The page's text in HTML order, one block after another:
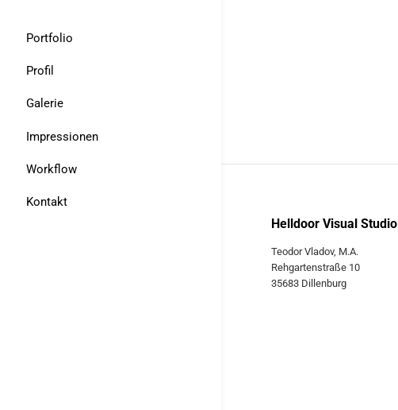
Portfolio
Profil
Galerie
Impressionen
Workflow
Kontakt
Helldoor Visual Studio
Teodor Vladov, M.A.
Rehgartenstraße 10
35683 Dillenburg